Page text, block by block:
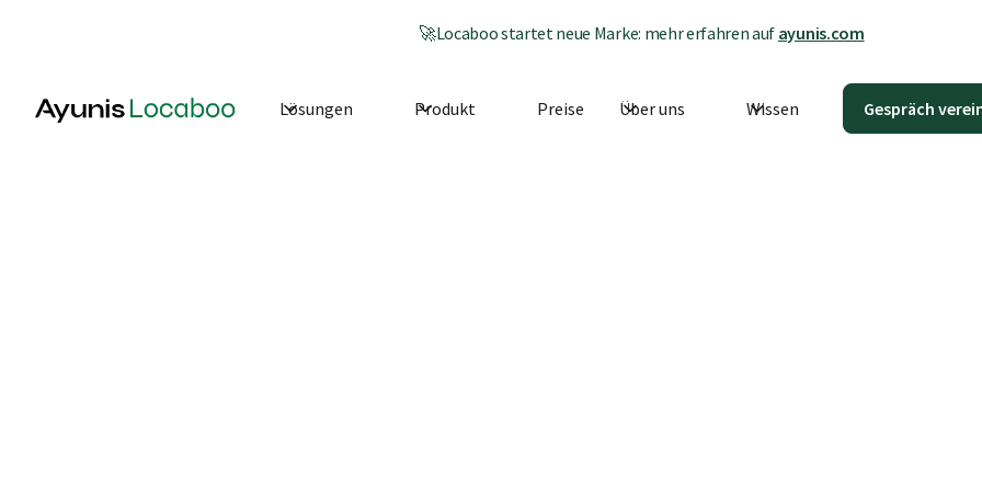
🚀Locaboo startet neue Marke: mehr erfahren auf ayunis.com
Lösungen Produkt Preise Über uns Wissen Gespräch